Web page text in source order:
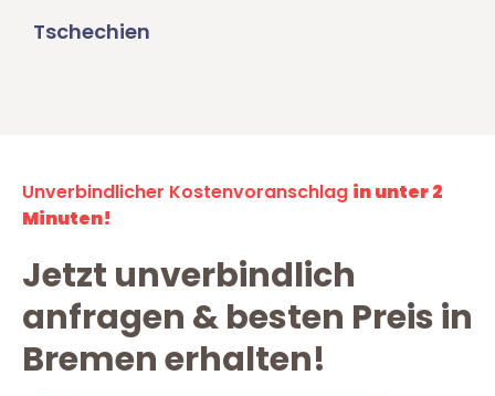
Tschechien
Unverbindlicher Kostenvoranschlag in unter 2
Minuten!
Jetzt unverbindlich
anfragen & besten Preis in
Bremen erhalten!